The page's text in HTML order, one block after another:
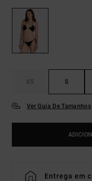
XS S
Ver Guia De Tamanhos
Entrega em